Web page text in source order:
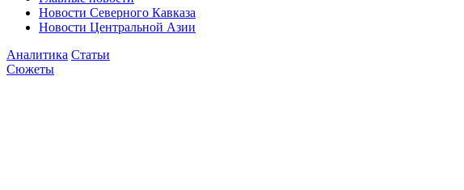
Новости Северного Кавказа
Новости Центральной Азии
Аналитика Статьи
Сюжеты